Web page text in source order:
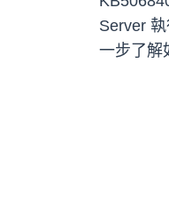
Server
一步了解